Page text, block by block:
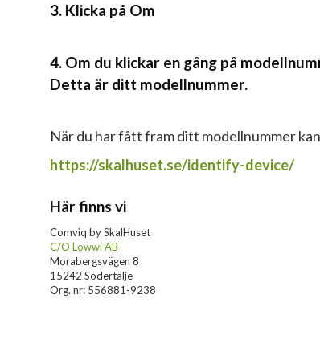
3. Klicka på Om
4. Om du klickar en gång på
Detta är ditt modellnummer.
När du har fått fram ditt modellnummer
https://skalhuset.se/identify-device/
Här finns vi
Comviq by SkalHuset
C/O Lowwi AB
Morabergsvägen 8
15242 Södertälje
Org. nr: 556881-9238